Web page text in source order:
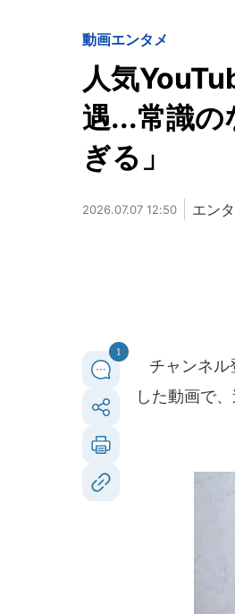
動画エンタメ
人気
遇...常識の
ぎる」
2026.07.07 12:50 エン
1
チャンネル
した動画で